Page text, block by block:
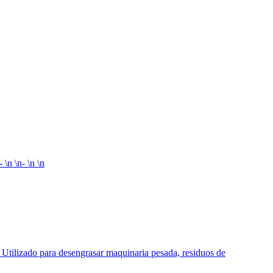
\n \n- \n \n
para desengrasar maquinaria pesada, residuos de